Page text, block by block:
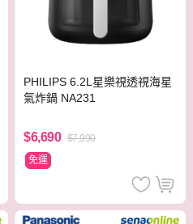
PHILIPS 6.2L星樂視透視海星
氣炸鍋 NA231
$6,690 $7,990
免運